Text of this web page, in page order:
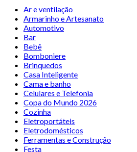
Ar e ventilação
Armarinho e Artesanato
Automotivo
Bar
Bebê
Bomboniere
Brinquedos
Casa Inteligente
Cama e banho
Celulares e Telefonia
Copa do Mundo 2026
Cozinha
Eletroportáteis
Eletrodomésticos
Ferramentas e Construção
Festa